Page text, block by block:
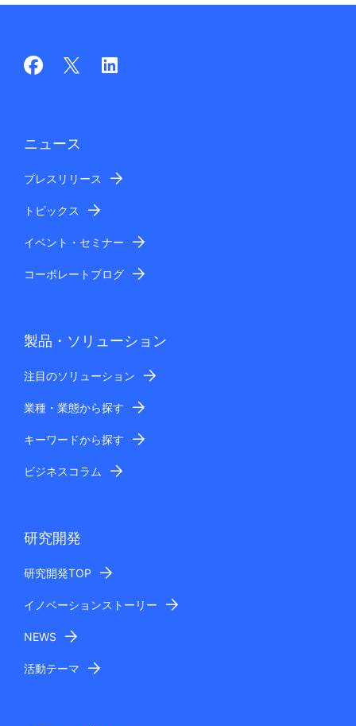
ニュース
プレスリリース
トピックス
イベント・セミナー
コーポレートブログ
製品・ソリューション
注目のソリューション
業種・業態から探す
キーワードから探す
ビジネスコラム
研究開発
研究開発TOP
イノベーションストーリー
NEWS
活動テーマ